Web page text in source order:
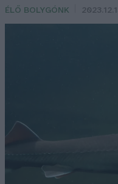
ÉLŐ BOLYGÓNK